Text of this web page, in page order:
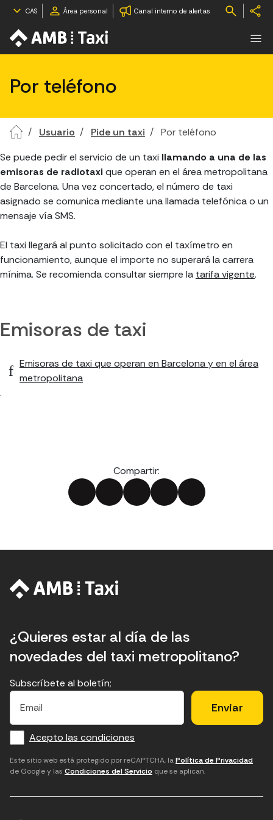
CAS Área personal Canal interno de alertas
Por teléfono
Usuario Pide un taxi
Por teléfono
Se puede pedir el servicio de un taxi llamando a una de las
emisoras de radiotaxi que operan en el área metropolitana
de Barcelona. Una vez concertado, el número de taxi
asignado se comunica mediante una llamada telefónica o un
mensaje vía SMS.
El taxi llegará al punto solicitado con el taxímetro en
funcionamiento, aunque el importe no superará la carrera
mínima. Se recomienda consultar siempre la tarifa vigente.
Emisoras de taxi
Emisoras de taxi que operan en Barcelona y en el área
metropolitana
.
Compartir:
¿Quieres estar al día de las
novedades del taxi metropolitano?
E
f
o
r
m
E
c
a
m
p
H
u
d
'
a
×
Subscríbete al boletín;
E
a
i
l
Acepto las condiciones
Este sitio web está protegido por reCAPTCHA, laPolítica de Privacidad
de Google y las Condiciones del Servicio que se aplican.